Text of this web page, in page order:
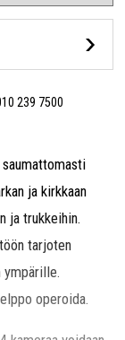
239 7500
ja kirkkaan
ja trukkeihin.
tarjoten
ympärille.
operoida.